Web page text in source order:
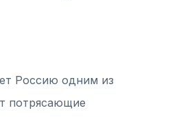
Россию одним из
потрясающие